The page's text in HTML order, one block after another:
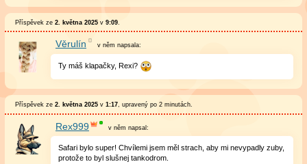
Příspěvek ze 2. května 2025v 9:09.
Věrulín v něm napsala:
Ty máš klapačky, Rexi?
Příspěvek ze 2. května 2025v 1:17, upravený po 2 minutách.
Rex999 v němnapsal:
Safari bylo super! Chvílemi jsem měl strach, aby mi nevypadly zuby,
protože to byl slušnej tankodrom.